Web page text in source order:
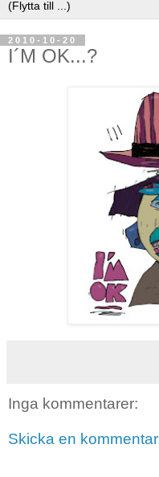
2010-10-20
I´M OK...?
Inga kommentarer:
Skicka en kommentar